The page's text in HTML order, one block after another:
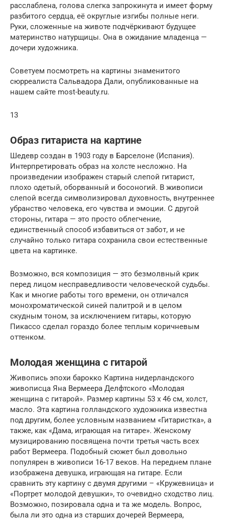
расслаблена, голова слегка запрокинута и имеет форму
разбитого сердца, её округлые изгибы полные неги.
Руки, сложенные на животе подчёркивают будущее
материнство натурщицы. Она в ожидание младенца —
дочери художника.
Советуем посмотреть на картины знаменитого
сюрреалиста Сальвадора Дали, опубликованные на
нашем сайте most-beauty.ru.
13
Образ гитариста на картине
Шедевр создан в 1903 году в Барселоне (Испания).
Интерпретировать образ на холсте несложно. На
произведении изображен старый слепой гитарист,
плохо одетый, оборванный и босоногий. В живописи
слепой всегда символизировал духовность, внутреннее
убранство человека, его чувства и эмоции. С другой
стороны, гитара — это просто облегчение,
единственный способ избавиться от забот, и не
случайно только гитара сохранила свои естественные
цвета на картинке.
Возможно, вся композиция — это безмолвный крик
перед лицом несправедливости человеческой судьбы.
Как и многие работы того времени, он отличался
монохроматической синей палитрой и в целом
скудным тоном, за исключением гитары, которую
Пикассо сделал гораздо более теплым коричневым
оттенком.
Молодая женщина с гитарой
Живопись эпохи барокко Картина нидерландского
живописца Яна Вермеера Делфтского «Молодая
женщина с гитарой». Размер картины 53 х 46 см, холст,
масло. Эта картина голландского художника известна
под другим, более условным названием «Гитаристка», а
также, как «Дама, играющая на гитаре». Женскому
музицированию посвящена почти третья часть всех
работ Вермеера. Подобный сюжет был довольно
популярен в живописи 16-17 веков. На переднем плане
изображена девушка, играющая на гитаре. Если
сравнить эту картину с двумя другими – «Кружевница» и
«Портрет молодой девушки», то очевидно сходство лиц.
Возможно, позировала одна и та же модель. Вопрос,
была ли это одна из старших дочерей Вермеера,